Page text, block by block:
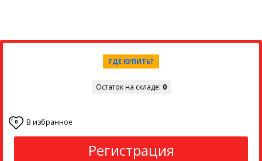
ГДЕ КУПИТЬ?
Остаток на складе: 0
0 В избранное
Регистрация